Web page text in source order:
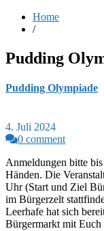
Home
/
Pudding
Pudding Olympiade
4. Juli 2024
0 comment
Anmeldungen bitte
Händen. Die
Uhr (Start und Ziel
im Bürgerzelt
Leerhafe hat sich
Bürgermarkt mit Euch